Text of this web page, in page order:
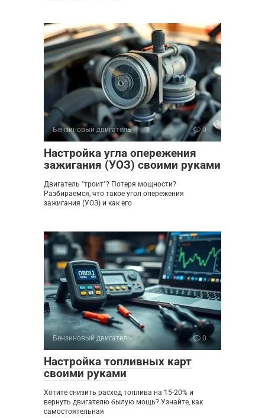
Бензиновый двигатель 0
Настройка угла опережения
зажигания (УОЗ) своими руками
Двигатель "троит"? Потеря мощности?
Разбираемся, что такое угол опережения
зажигания (УОЗ) и как его
Бензиновый двигатель 0
Настройка топливных карт
своими руками
Хотите снизить расход топлива на 15-20% и
вернуть двигателю былую мощь? Узнайте, как
самостоятельная